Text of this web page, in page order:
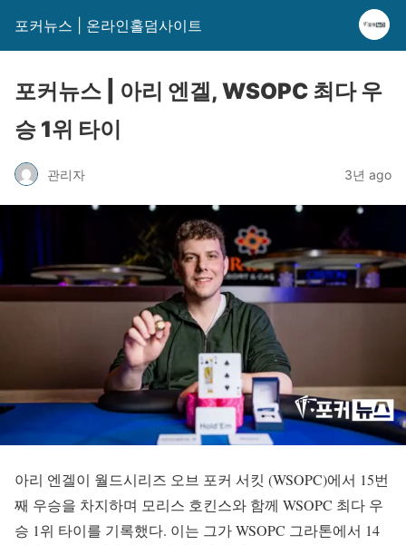
포커뉴스 | 온라인홀덤사이트
포커뉴스 | 아리 엔겔, WSOPC 최다 우
승 1위 타이
관리자 3년 ago
아리 엔겔이 월드시리즈 오브 포커 서킷 (WSOPC)에서 15번
째 우승을 차지하며 모리스 호킨스와 함께 WSOPC 최다 우
승 1위 타이를 기록했다. 이는 그가 WSOPC 그라톤에서 14